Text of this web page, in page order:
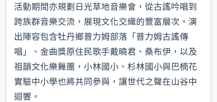
活動期間亦規劃日光草地音樂會，從古謠吟唱到
跨族群音樂交流，展現文化交織的豐富層次。演
出陣容包含牡丹鄉普力姆部落「普力姆古謠傳
唱」、金曲獎原住民歌手戴曉君、桑布伊，以及
祖韻文化樂舞團，小林國小、杉林國小與巴楠花
實驗中小學也將共同參與，讓世代之聲在山谷中
迴響。